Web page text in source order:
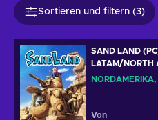
Sortieren und filtern (3)
SAND LAND
LATAM/NORTH
Von